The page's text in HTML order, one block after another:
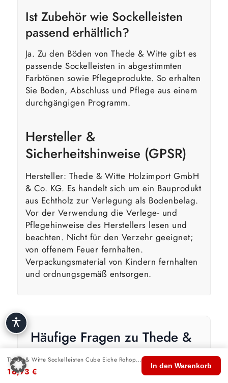
Ist Zubehör wie Sockelleisten
passend erhältlich?
Ja. Zu den Böden von Thede & Witte gibt es
passende Sockelleisten in abgestimmten
Farbtönen sowie Pflegeprodukte. So erhalten
Sie Boden, Abschluss und Pflege aus einem
durchgängigen Programm.
Hersteller &
Sicherheitshinweise (GPSR)
Hersteller: Thede & Witte Holzimport GmbH
& Co. KG. Es handelt sich um ein Bauprodukt
aus Echtholz zur Verlegung als Bodenbelag.
Vor der Verwendung die Verlege- und
Pflegehinweise des Herstellers lesen und
beachten. Nicht für den Verzehr geeignet;
von offenem Feuer fernhalten.
Verpackungsmaterial von Kindern fernhalten
und ordnungsgemäß entsorgen.
Häufige Fragen zu Thede &
Witte Sockelleisten Cube
Eiche Rohoptik geölt
Thede & Witte Sockelleisten Cube Eiche Rohoptik geölt
16,73 €
In den Warenkorb
🏠
Start
🛍️ 🔍 🛒
Warenkorb
👤
Konto